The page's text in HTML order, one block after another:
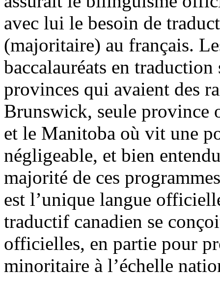
avec lui le besoin de
(majoritaire) au français.
baccalauréats en
provinces qui avaient des
Brunswick, seule
et le Manitoba où vit une
négligeable, et bien
majorité de ces
est l’unique langue
traductif canadien se
officielles, en partie pour
minoritaire à l’échelle